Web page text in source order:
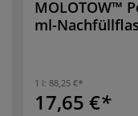
MOLOTOW™
ml-
1 l: 88,25 €
17,65 €